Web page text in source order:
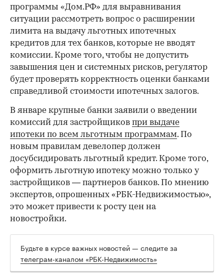
программы «Дом.РФ» для выравнивания
ситуации рассмотреть вопрос о расширении
лимита на выдачу льготных ипотечных
кредитов для тех банков, которые не вводят
комиссии. Кроме того, чтобы не допустить
завышения цен и системных рисков, регулятор
будет проверять корректность оценки банками
справедливой стоимости ипотечных залогов.
В январе крупные банки заявили о введении
комиссий для застройщиков при выдаче
ипотеки по всем льготным программам. По
новым правилам девелопер должен
досубсидировать льготный кредит. Кроме того,
оформить льготную ипотеку можно только у
застройщиков — партнеров банков. По мнению
экспертов, опрошенных «РБК-Недвижимостью»,
это может привести к росту цен на
новостройки.
Будьте в курсе важных новостей — следите за
телеграм-каналом «РБК-Недвижимость»